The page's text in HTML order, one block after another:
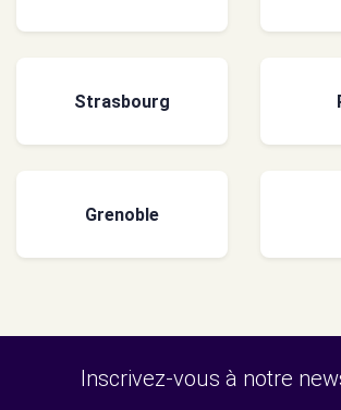
Strasbourg
Grenoble
Inscrivez-vous à notre